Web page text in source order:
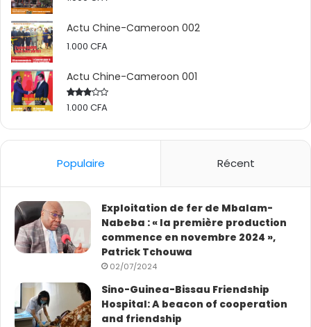
Actu Chine-Cameroon 002
1.000 CFA
Actu Chine-Cameroon 001
Rated
1.000 CFA
Populaire Récent
Exploitation de fer de Mbalam-
Nabeba : « la première production
commence en novembre 2024 »,
Patrick Tchouwa
02/07/2024
Sino-Guinea-Bissau Friendship
Hospital: A beacon of cooperation
and friendship